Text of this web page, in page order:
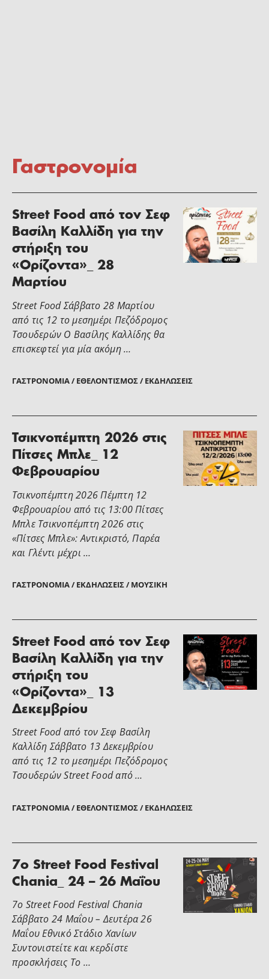
Γαστρονομία
ΓΑΣΤΡΟΝΟΜΊΑ / ΕΘΕΛΟΝΤΙΣΜΌΣ / ΕΚΔΗΛΏΣΕΙΣ
Street Food από τον Σεφ
Βασίλη Καλλίδη για την
στήριξη του
«Ορίζοντα»_ 28
Μαρτίου
Street Food Σάββατο 28 Μαρτίου
από τις 12 το μεσημέρι Πεζόδρομος
Τσουδερών Ο Βασίλης Καλλίδης θα
επισκεφτεί για μία ακόμη …
ΓΑΣΤΡΟΝΟΜΊΑ / ΕΚΔΗΛΏΣΕΙΣ / ΜΟΥΣΙΚΉ
Τσικνοπέμπτη 2026 στις
Πίτσες Μπλε_ 12
Φεβρουαρίου
Τσικνοπέμπτη 2026 Πέμπτη 12
Φεβρουαρίου από τις 13:00 Πίτσες
Μπλε Τσικνοπέμπτη 2026 στις
«Πίτσες Μπλε»: Αντικριστό, Παρέα
και Γλέντι μέχρι …
ΓΑΣΤΡΟΝΟΜΊΑ / ΕΘΕΛΟΝΤΙΣΜΌΣ / ΕΚΔΗΛΏΣΕΙΣ
Street Food από τον Σεφ
Βασίλη Καλλίδη για την
στήριξη του
«Ορίζοντα»_ 13
Δεκεμβρίου
Street Food από τον Σεφ Βασίλη
Καλλίδη Σάββατο 13 Δεκεμβρίου
από τις 12 το μεσημέρι Πεζόδρομος
Τσουδερών Street Food από …
7ο Street Food Festival
Chania_ 24 – 26 Μαΐου
7ο Street Food Festival Chania
Σάββατο 24 Μαΐου – Δευτέρα 26
Μαΐου Εθνικό Στάδιο Χανίων
Συντονιστείτε και κερδίστε
προσκλήσεις Το …